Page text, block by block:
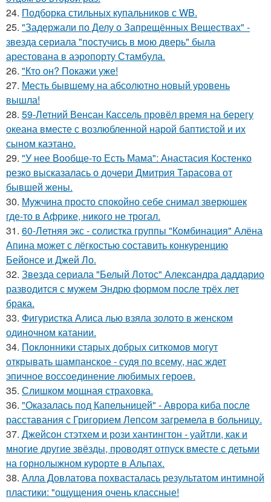
24. Подборка стильных купальников с WB.
25. "Задержали по Делу о Запрещённых Веществах" -
звезда сериала "постучись в мою дверь" была
арестована в аэропорту Стамбула.
26. "Кто он? Покажи уже!
27. Месть бывшему на абсолютно новый уровень
вышла!
28. 59-Летний Венсан Кассель провёл время на берегу
океана вместе с возлюбленной нарой баптистой и их
сыном каэтано.
29. "У нее Вообще-то Есть Мама": Анастасия Костенко
резко высказалась о дочери Дмитрия Тарасова от
бывшей жены.
30. Мужчина просто спокойно себе снимал зверюшек
где-то в Африке, никого не трогал.
31. 60-Летняя экс - солистка группы "Комбинация" Алёна
Апина может с лёгкостью составить конкуренцию
Бейонсе и Джей Ло.
32. Звезда сериала "Белый Лотос" Александра даддарио
разводится с мужем Эндрю формом после трёх лет
брака.
33. Фигуристка Алиса лью взяла золото в женском
одиночном катании.
34. Поклонники старых добрых ситкомов могут
открывать шампанское - судя по всему, нас ждет
эпичное воссоединение любимых героев.
35. Слишком мощная страховка.
36. "Оказалась под Капельницей" - Аврора киба после
расставания с Григорием Лепсом загремела в больницу.
37. Джейсон стэтхем и рози хантингтон - уайтли, как и
многие другие звёзды, проводят отпуск вместе с детьми
на горнолыжном курорте в Альпах.
38. Алла Довлатова похвасталась результатом интимной
пластики: "ощущения очень классные!